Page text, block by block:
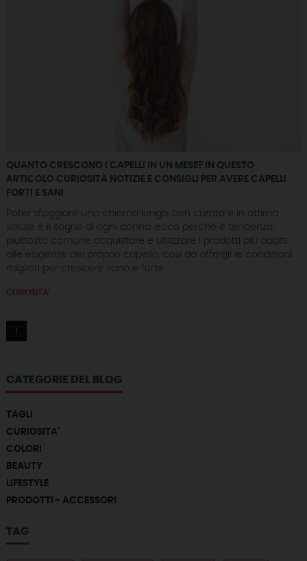
QUANTO CRESCONO I CAPELLI IN UN MESE? IN QUESTO
ARTICOLO CURIOSITÀ NOTIZIE E CONSIGLI PER AVERE CAPELLI
FORTI E SANI
Poter sfoggiare una chioma lunga, ben curata e in ottima
salute è il sogno di ogni donna: ecco perché è tendenza
piuttosto comune acquistare e utilizzare i prodotti più adatti
alle esigenze del proprio capello, così da offrirgli le condizioni
migliori per crescere sano e forte.
CURIOSITA'
CATEGORIE DEL BLOG
TAGLI
CURIOSITA'
COLORI
BEAUTY
LIFESTYLE
PRODOTTI - ACCESSORI
TAG